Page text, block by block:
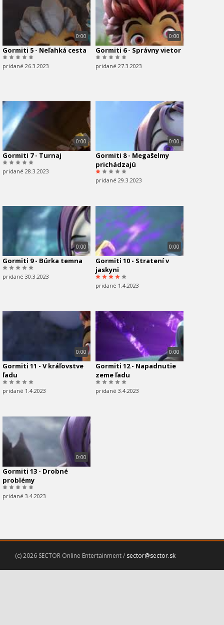
0:00
Gormiti 5 - Neľahká cesta
pridané 26.3.2023
0:00
Gormiti 6 - Správny vietor
pridané 27.3.2023
0:00
Gormiti 7 - Turnaj
pridané 28.3.2023
0:00
Gormiti 8 - Megašelmy
prichádzajú
pridané 29.3.2023
0:00
Gormiti 9 - Búrka temna
pridané 30.3.2023
0:00
Gormiti 10 - Stratení v
jaskyni
pridané 1.4.2023
0:00
Gormiti 11 - V kráľovstve
ľadu
pridané 1.4.2023
0:00
Gormiti 12 - Napadnutie
zeme ľadu
pridané 3.4.2023
0:00
Gormiti 13 - Drobné
problémy
pridané 3.4.2023
(c) 2026 SECTOR Online Entertainment / sector@sector.sk